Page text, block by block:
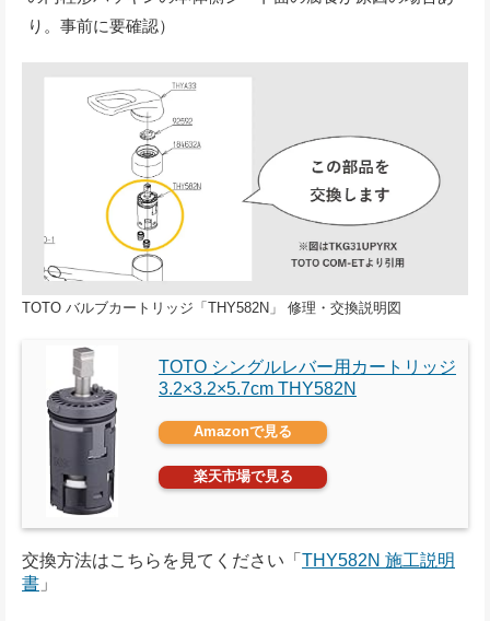
り。事前に要確認）
TOTO バルブカートリッジ「THY582N」 修理・交換説明図
TOTO シングルレバー用カートリッジ
‎3.2×3.2×5.7cm THY582N
Amazonで見る
楽天市場で見る
交換方法はこちらを見てください「 THY582N 施工説明
書 」